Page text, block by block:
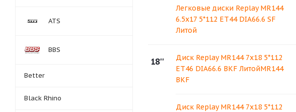
Легковые диски Replay MR144
6.5x17 5*112 ET44 DIA66.6 SF
Литой
18''
Диск Replay MR144 7x18 5*112
ET46 DIA66.6 BKF ЛитойMR144
BKF
Диск Replay MR144 7x18 5*112
ATS
BBS
Better
Black Rhino